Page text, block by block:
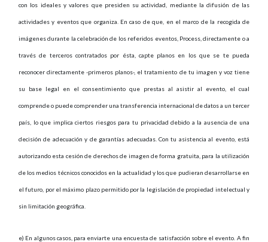
con los ideales y valores que presiden su actividad, mediante la difusión de las
actividades y eventos que organiza. En caso de que, en el marco de la recogida de
imágenes durante la celebración de los referidos eventos, Process, directamente o a
través de terceros contratados por ésta, capte planos en los que se te pueda
reconocer directamente -primeros planos-, el tratamiento de tu imagen y voz tiene
su base legal en el consentimiento que prestas al asistir al evento, el cual
comprende o puede comprender una transferencia internacional de datos a un tercer
país, lo que implica ciertos riesgos para tu privacidad debido a la ausencia de una
decisión de adecuación y de garantías adecuadas. Con tu asistencia al evento, está
autorizando esta cesión de derechos de imagen de forma gratuita, para la utilización
de los medios técnicos conocidos en la actualidad y los que pudieran desarrollarse en
el futuro, por el máximo plazo permitido por la legislación de propiedad intelectual y
sin limitación geográfica.
e) En algunos casos, para enviarte una encuesta de satisfacción sobre el evento. A fin